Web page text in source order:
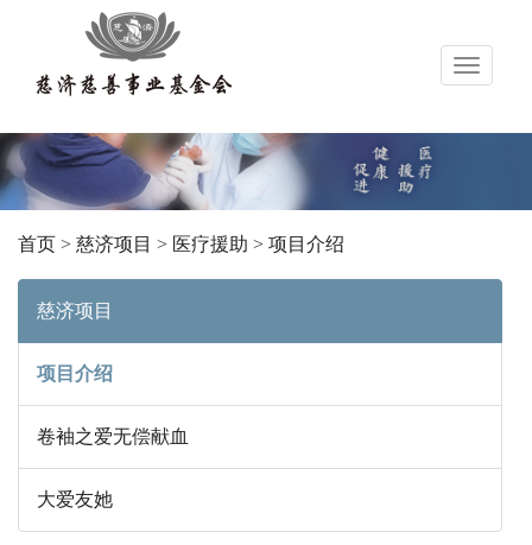
导
首页 > 慈济项目 > 医疗援助 > 项目介绍
慈济项目
项目介绍
卷袖之爱无偿献血
大爱友她